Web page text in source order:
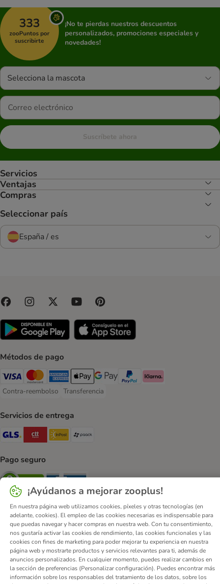
333
zooPuntos por
suscribirte
¡No te pierdas nuestros descuentos
personalizados, promociones especiales y
novedades!
Selecciona la mascota
Suscríbete ahora
Servicios
Ventajas
Compras
Seleccionar país
España / es
Métodos de pago
Visa Payment Method
Mastercard Payment Method
American Express Payment Method
Apple Pay Payment Method
Google Pay Payment Method
PayPal Payment Method
Klarna Payment Method
Contra-reembolso
Contra-reembolso Payment Method
Transferencia
Transferencia Payment Method
Servicios de entrega
GLS Shipping Method
CTTExpress Shipping Method
InPost Shipping Method
Pago seguro
Security
Quiénes somos Empleo Corporate Website
Aviso Legal
Condiciones comerciales generales
DSA
Formulario de desistimiento
Contacto
Gastos de envío y plazo de entrega
Formas de pago
¡Ayúdanos a mejorar zooplus!
En nuestra página web utilizamos cookies, píxeles y otras tecnologías (en
adelante, cookies). El empleo de las cookies necesarias es indispensable para
que puedas navegar y hacer compras en nuestra web. Con tu consentimiento,
nos gustaría activar las cookies de rendimiento, las cookies funcionales y las
cookies con fines de marketing para poder mejorar tu experiencia en nuestra
página web y mostrarte productos y servicios relevantes para ti, además de
anuncios personalizados. En cualquier momento, puedes realizar cambios en
la sección de preferencias (Personalizar configuración). Puedes encontrar más
información sobre los responsables del tratamiento de los datos, sobre los